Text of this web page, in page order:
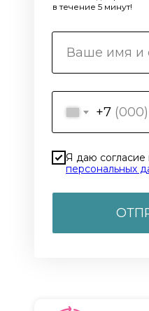
+7
Я даю согласие
персональных
в течение 5 минут!